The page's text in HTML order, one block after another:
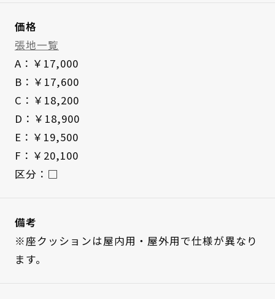
価格
張地一覧
A：￥17,000
B：￥17,600
C：￥18,200
D：￥18,900
E：￥19,500
F：￥20,100
区分：□
備考
※座クッションは屋内用・屋外用で仕様が異なり
ます。